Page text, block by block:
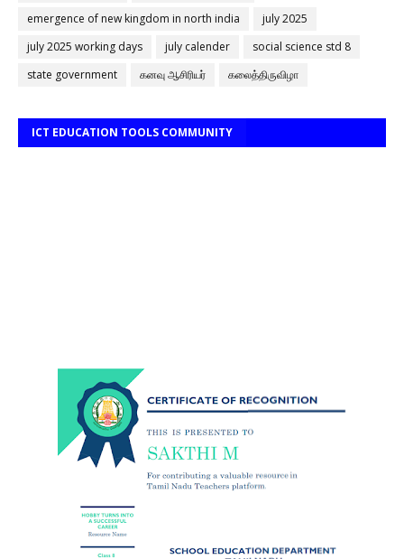
emergence of new kingdom in north india
july 2025
july 2025 working days
july calender
social science std 8
state government
கனவு ஆசிரியர் கலைத்திருவிழா
ICT EDUCATION TOOLS COMMUNITY